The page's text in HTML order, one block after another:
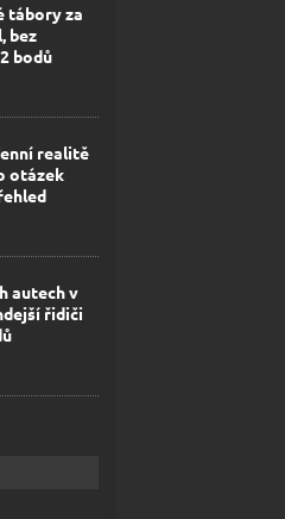
tábory za
bez
bodů
realitě
otázek
autech v
řidiči